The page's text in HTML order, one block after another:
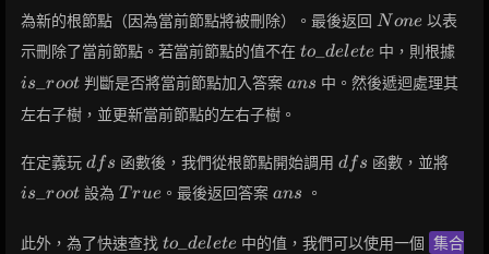
為新的根節點（因為當前節點將被刪除）。最後返回 None
None 以表
示刪除了當前節點。若當前節點的值不在 to\_delete
to delete 中，則根據
is_root判斷是否將當前節點加入答案 ans
ans 中。然後遞迴處理其
左右子樹，並更新當前節點的左右子樹。
在定義玩 dfs
dfs 函數後，我們從根節點開始調用 dfs
dfs 函數，並將
is_root設為 True
T rue 。最後返回答案 ans
ans 。
此外，為了快速查找 to\_delete
to delete 中的值，我們可以使用一個 集合